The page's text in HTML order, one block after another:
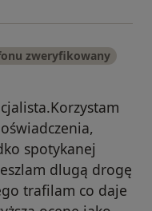
zweryfikowany
spotykanej
dlugą drogę
trafilam co daje